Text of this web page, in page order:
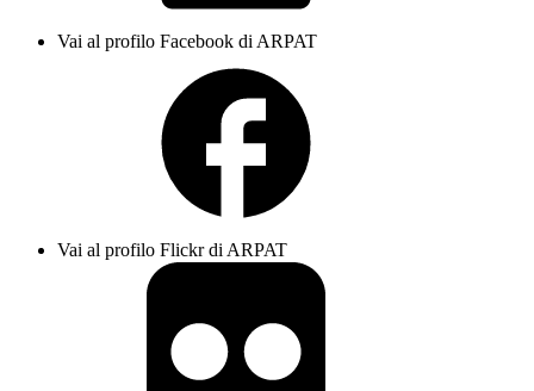
Vai al profilo Facebook di ARPAT
Vai al profilo Flickr di ARPAT